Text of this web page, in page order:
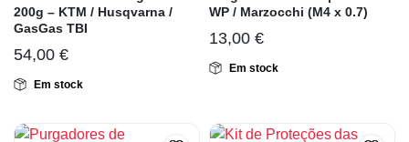
200g – KTM / Husqvarna /
GasGas TBI
54,00 €
Em stock
WP / Marzocchi (M4 x 0.7)
13,00 €
Em stock